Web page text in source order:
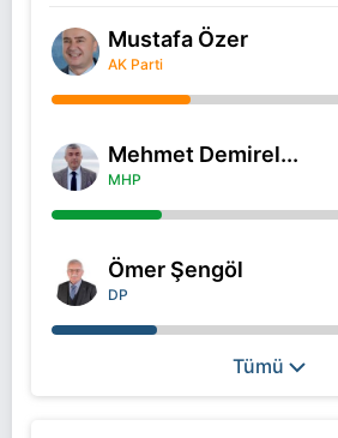
Mustafa Özer
AK Parti
Mehmet Demirel...
MHP
Ömer Şengöl
DP
Tümü